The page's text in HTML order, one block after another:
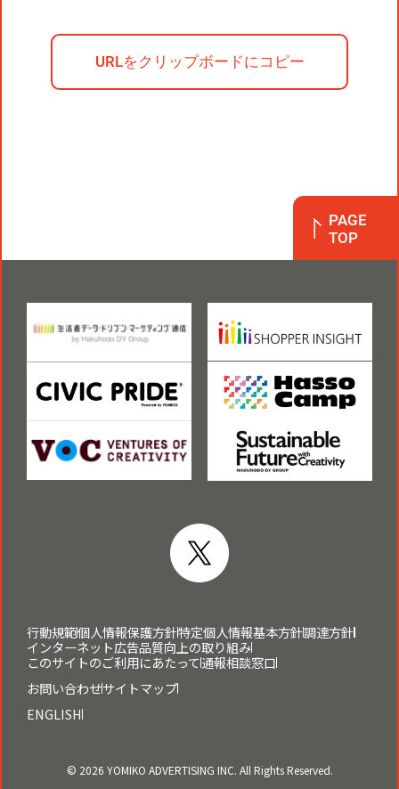
URLをクリップボードにコピー
PAGE
TOP
行動規範個人情報保護方針特定個人情報基本方針調達方針
インターネット広告品質向上の取り組み
このサイトのご利用にあたって通報相談窓口
お問い合わせサイトマップ
ENGLISH
© 2026 YOMIKO ADVERTISING INC. All Rights Reserved.